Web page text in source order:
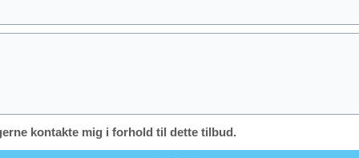
kontakte mig i forhold til dette tilbud.